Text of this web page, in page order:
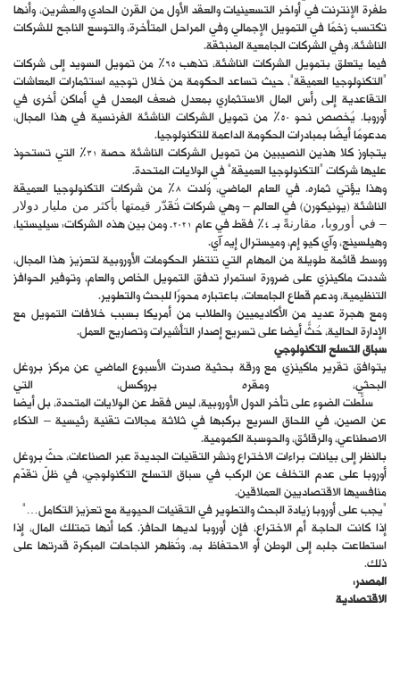
طفرة الإنترنت في أواخر التسعينيات والعقد الأول من القرن الحادي والعشرين، وأنها
تكتسب زخمًا في التمويل الإجمالي وفي المراحل المتأخرة، والتوسع الناجح للشركات
الناشئة، وفي الشركات الجامعية المنبثقة.
فيما يتعلق بتمويل الشركات الناشئة، تذهب 65% من تمويل السويد إلى شركات
“التكنولوجيا العميقة”، حيث تساعد الحكومة من خلال توجيه استثمارات المعاشات
التقاعدية إلى رأس المال الاستثماري بمعدل ضعف المعدل في أماكن أخرى في
أوروبا. يُخصص نحو 50% من تمويل الشركات الناشئة الفرنسية في هذا المجال،
مدعومًا أيضًا بمبادرات الحكومة الداعمة للتكنولوجيا.
يتجاوز كلا هذين النصيبين من تمويل الشركات الناشئة حصة 31% التي تستحوذ
عليها شركات “التكنولوجيا العميقة” في الولايات المتحدة.
وهذا يؤتي ثماره. في العام الماضي، وُلدت 8% من شركات التكنولوجيا العميقة
الناشئة (يونيكورن) في العالم – وهي شركات تُقدّر قيمتها بأكثر من مليار دولار
– في أوروبا، مقارنةً بـ 4% فقط في عام 2021. ومن بين هذه الشركات: سيليستيا،
وهيلسينج، وآي كيو إم، وميسترال إيه آي.
ووسط قائمة طويلة من المهام التي تنتظر الحكومات الأوروبية لتعزيز هذا المجال،
شددت ماكينزي على ضرورة استمرار تدفق التمويل الخاص والعام، وتوفير الحوافز
التنظيمية، ودعم قطاع الجامعات، باعتباره محورًا للبحث والتطوير.
ومع هجرة عديد من الأكاديميين والطلاب من أمريكا بسبب خلافات التمويل مع
الإدارة الحالية، حُثّ أيضًا على تسريع إصدار التأشيرات وتصاريح العمل.
سباق التسلح التكنولوجي
يتوافق تقرير ماكينزي مع ورقة بحثية صدرت الأسبوع الماضي عن مركز بروغل
البحثي، ومقره بروكسل، التي
سلّطت الضوء على تأخر الدول الأوروبية، ليس فقط عن الولايات المتحدة، بل أيضًا
عن الصين، في اللحاق السريع بركبها في ثلاثة مجالات تقنية رئيسية – الذكاء
الاصطناعي، والرقائق، والحوسبة الكمومية.
بالنظر إلى بيانات براءات الاختراع ونشر التقنيات الجديدة عبر الصناعات، حثّ بروغل
أوروبا على عدم التخلف عن الركب في سباق التسلح التكنولوجي، في ظلّ تقدّم
منافسيها الاقتصاديين العملاقين.
“يجب على أوروبا زيادة البحث والتطوير في التقنيات الحيوية مع تعزيز التكامل…”
إذا كانت الحاجة أم الاختراع، فإن أوروبا لديها الحافز. كما أنها تمتلك المال، إذا
استطاعت جلبه إلى الوطن أو الاحتفاظ به. وتُظهر النجاحات المبكرة قدرتها على
ذلك.
المصدر:
الاقتصادية